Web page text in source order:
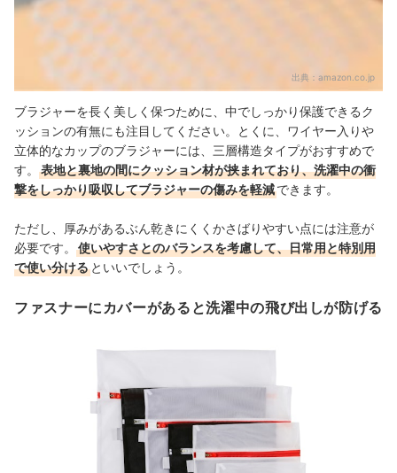
出典： amazon.co.jp
ブラジャーを長く美しく保つために、中でしっかり保護できるク
ッションの有無にも注目してください。とくに、ワイヤー入りや
立体的なカップのブラジャーには、三層構造タイプがおすすめで
す。
表地と裏地の間にクッション材が挟まれており、洗濯中の衝
撃をしっかり吸収してブラジャーの傷みを軽減できます。
ただし、厚みがあるぶん乾きにくくかさばりやすい点には注意が
必要です。
使いやすさとのバランスを考慮して、日常用と特別用
で使い分ける といいでしょう。
ファスナーにカバーがあると洗濯中の飛び出しが防げる